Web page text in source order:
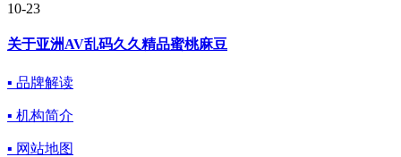
10-23
关于亚洲AV乱码久久精品蜜桃麻豆
▪ 品牌解读
▪ 机构简介
▪ 网站地图